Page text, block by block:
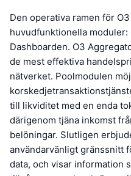
Den operativa ramen för
huvudfunktionella
Dashboarden. O3
de mest effektiva
nätverket. Poolmodulen
till likviditet med en enda
därigenom tjäna inkomst
belöningar. Slutligen
användarvänligt gränssnitt
data, och visar information